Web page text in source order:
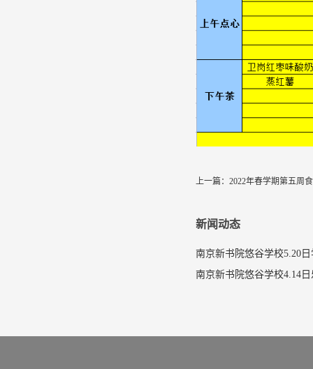
上一篇： 2022年春学期第五周
新闻动态
南京新书院悠谷学校5.20